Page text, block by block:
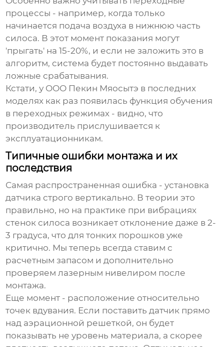
процессы - например, когда только
начинается подача воздуха в нижнюю часть
силоса. В этот момент показания могут
'прыгать' на 15-20%, и если не заложить это в
алгоритм, система будет постоянно выдавать
ложные срабатывания.
Кстати, у ООО Пекин Мяосытэ в последних
моделях как раз появилась функция обучения
в переходных режимах - видно, что
производитель прислушивается к
эксплуатационникам.
Типичные ошибки монтажа и их
последствия
Самая распространенная ошибка - установка
датчика строго вертикально. В теории это
правильно, но на практике при вибрациях
стенок силоса возникает отклонение даже в 2-
3 градуса, что для тонких порошков уже
критично. Мы теперь всегда ставим с
расчетным запасом и дополнительно
проверяем лазерным нивелиром после
монтажа.
Еще момент - расположение относительно
точек вдувания. Если поставить датчик прямо
над аэрационной решеткой, он будет
показывать не уровень материала, а скорее